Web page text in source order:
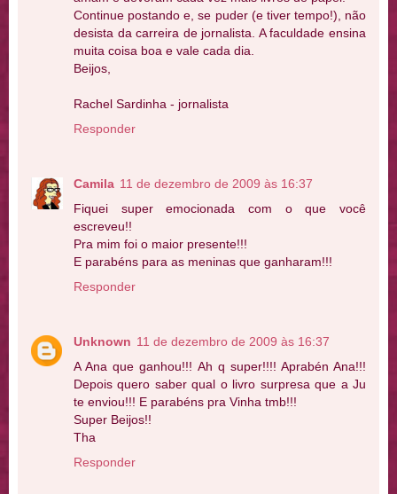
Continue postando e, se puder (e tiver tempo!), não
desista da carreira de jornalista. A faculdade ensina
muita coisa boa e vale cada dia.
Beijos,
Rachel Sardinha - jornalista
Responder
Camila 11 de dezembro de 2009 às 16:37
Fiquei super emocionada com o que você
escreveu!!
Pra mim foi o maior presente!!!
E parabéns para as meninas que ganharam!!!
Responder
Unknown 11 de dezembro de 2009 às 16:37
A Ana que ganhou!!! Ah q super!!!! Aprabén Ana!!!
Depois quero saber qual o livro surpresa que a Ju
te enviou!!! E parabéns pra Vinha tmb!!!
Super Beijos!!
Tha
Responder